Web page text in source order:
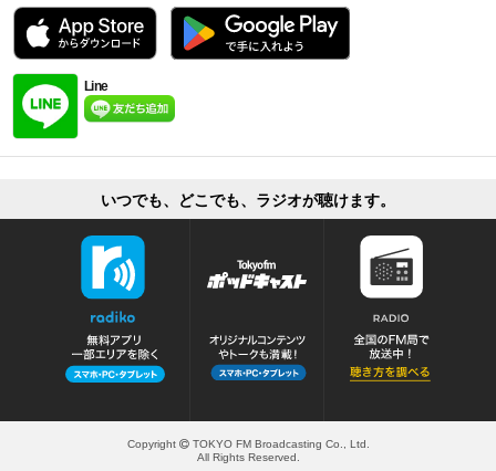
Line
いつでも、どこでも、ラジオが聴けます。
Copyright
TOKYO FM Broadcasting Co., Ltd.
All Rights Reserved.